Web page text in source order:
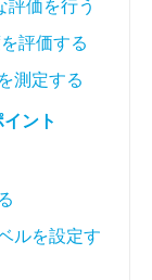
評価を行う
評価する
測定する
ント
ルを設定す